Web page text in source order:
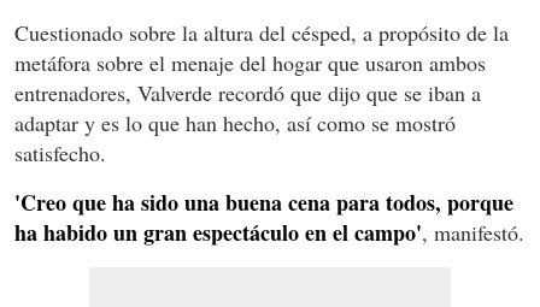
Cuestionado sobre la altura del césped, a propósito de la
metáfora sobre el menaje del hogar que usaron ambos
entrenadores, Valverde recordó que dijo que se iban a
adaptar y es lo que han hecho, así como se mostró
satisfecho.
'Creo que ha sido una buena cena para todos, porque
ha habido un gran espectáculo en el campo', manifestó.